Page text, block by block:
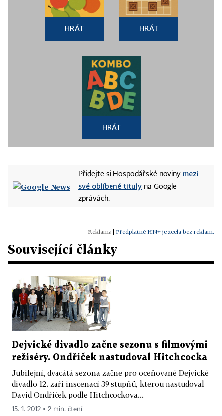
HRÁT HRÁT
HRÁT
Přidejte si Hospodářské noviny mezi
své oblíbené tituly na Google
zprávách.
Předplatné HN+ je zcela bez reklam.
Související články
Dejvické divadlo začne sezonu s filmovými
režiséry. Ondříček nastudoval Hitchcocka
Jubilejní, dvacátá sezona začne pro oceňované Dejvické
divadlo 12. září inscenací 39 stupňů, kterou nastudoval
David Ondříček podle Hitchcockova...
15. 1. 2012 ▪ 2 min. čtení